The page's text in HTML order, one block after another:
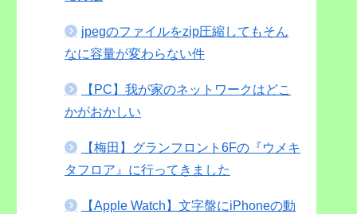
jpegのファイルをzip圧縮してもそん
なに容量が変わらない件
【PC】我が家のネットワークはどこ
かがおかしい
【梅田】グランフロント6Fの『ウメキ
タフロア』に行ってきました
【Apple Watch】文字盤にiPhoneの動